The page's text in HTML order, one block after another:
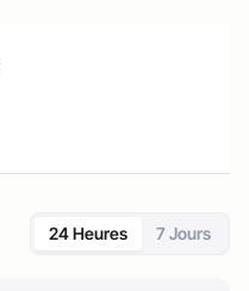
24 Heures 7 Jours